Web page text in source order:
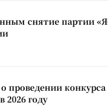
снятие партии
проведении конкурса
2026 году